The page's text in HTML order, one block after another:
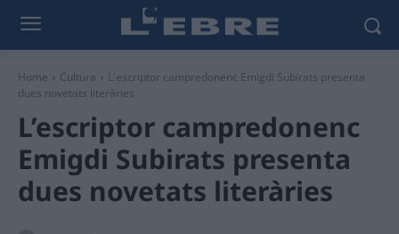
Home Cultura
L'escriptor campredonenc Emigdi Subirats presenta
dues novetats literàries
L’escriptor campredonenc
Emigdi Subirats presenta
dues novetats literàries